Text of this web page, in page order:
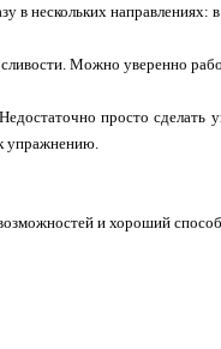
в нескольких
Можно уверенно
просто сделать
упражнению.
и хороший